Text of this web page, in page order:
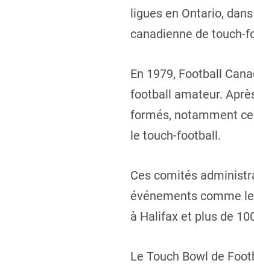
ligues en Ontario,
canadienne de touch-
En 1979, Football
football amateur.
formés, notamment
le touch-football.
Ces comités
événements comme
à Halifax et plus de
Le Touch Bowl de